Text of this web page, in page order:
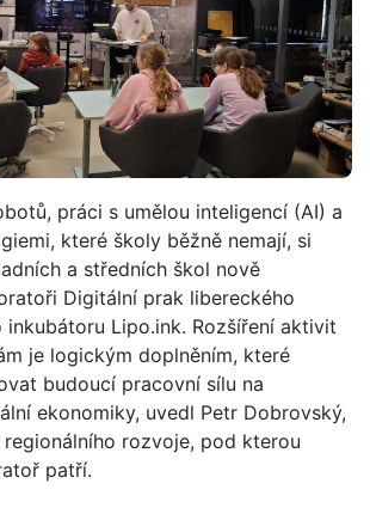
práci s umělou inteligencí (AI) a
které školy běžně nemají, si
a středních škol nově
Digitální prak libereckého
inkubátoru Lipo.ink. Rozšíření aktivit
je logickým doplněním, které
budoucí pracovní sílu na
ekonomiky, uvedl Petr Dobrovský,
rozvoje, pod kterou
patří.